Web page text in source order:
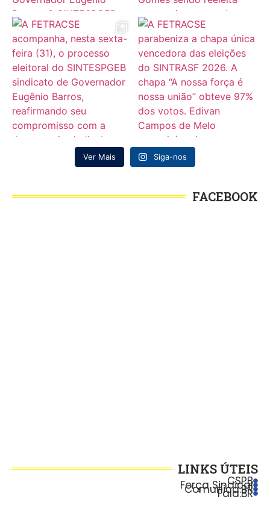
Ver Mais Siga-nos
FACEBOOK
LINKS ÚTEIS
CSPB
Força Sindical
Comunica.BR
Fala.BR